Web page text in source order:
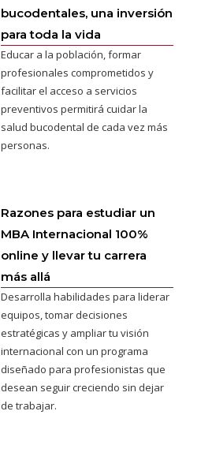
bucodentales, una inversión
para toda la vida
Educar a la población, formar
profesionales comprometidos y
facilitar el acceso a servicios
preventivos permitirá cuidar la
salud bucodental de cada vez más
personas.
Razones para estudiar un
MBA Internacional 100%
online y llevar tu carrera
más allá
Desarrolla habilidades para liderar
equipos, tomar decisiones
estratégicas y ampliar tu visión
internacional con un programa
diseñado para profesionistas que
desean seguir creciendo sin dejar
de trabajar.